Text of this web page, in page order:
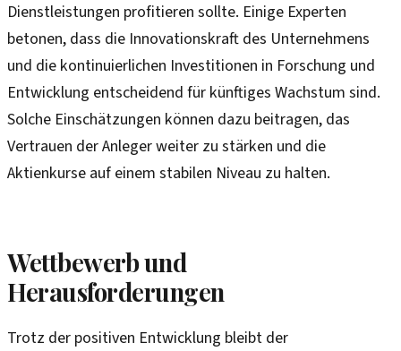
Dienstleistungen profitieren sollte. Einige Experten
betonen, dass die Innovationskraft des Unternehmens
und die kontinuierlichen Investitionen in Forschung und
Entwicklung entscheidend für künftiges Wachstum sind.
Solche Einschätzungen können dazu beitragen, das
Vertrauen der Anleger weiter zu stärken und die
Aktienkurse auf einem stabilen Niveau zu halten.
Wettbewerb und
Herausforderungen
Trotz der positiven Entwicklung bleibt der